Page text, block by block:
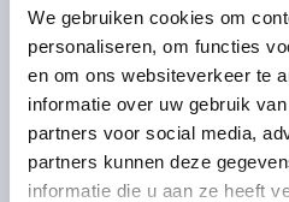
We gebruiken cookies om
personaliseren, om functies
en om ons websiteverkeer te
informatie over uw gebruik
partners voor social media,
partners kunnen deze
informatie die u aan ze heeft
Klik op de folder hier links
informatie over Isolerende
door Bouwend Nederland.